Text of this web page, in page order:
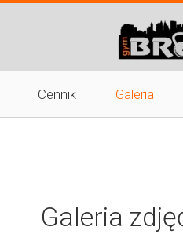
Cennik Galeria
Galeria